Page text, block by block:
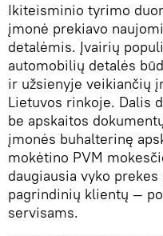
Ikiteisminio tyrimo
įmonė prekiavo
detalėmis. Įvairių
automobilių detalės
ir užsienyje veikiančių
Lietuvos rinkoje. Dalis
be apskaitos
įmonės buhalterinę
mokėtino PVM
daugiausia vyko
pagrindinių klientų —
servisams.